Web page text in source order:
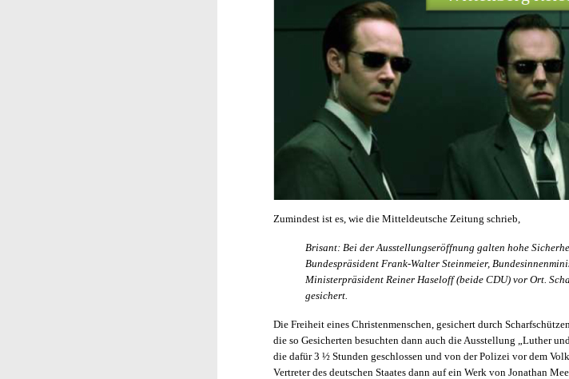
Zumindest ist es, wie die Mitteldeutsche Zeitung schrieb,
Brisant: Bei der Ausstellungseröffnung galten hohe
Bundespräsident Frank-Walter Steinmeier,
Ministerpräsident Reiner Haseloff (beide CDU) vor Ort.
gesichert.
Die Freiheit eines Christenmenschen, gesichert durch
die so Gesicherten besuchten dann auch die Ausstellung „Luther
die dafür 3 ½ Stunden geschlossen und von der Polizei vor dem
Vertreter des deutschen Staates dann auf ein Werk von Jonathan